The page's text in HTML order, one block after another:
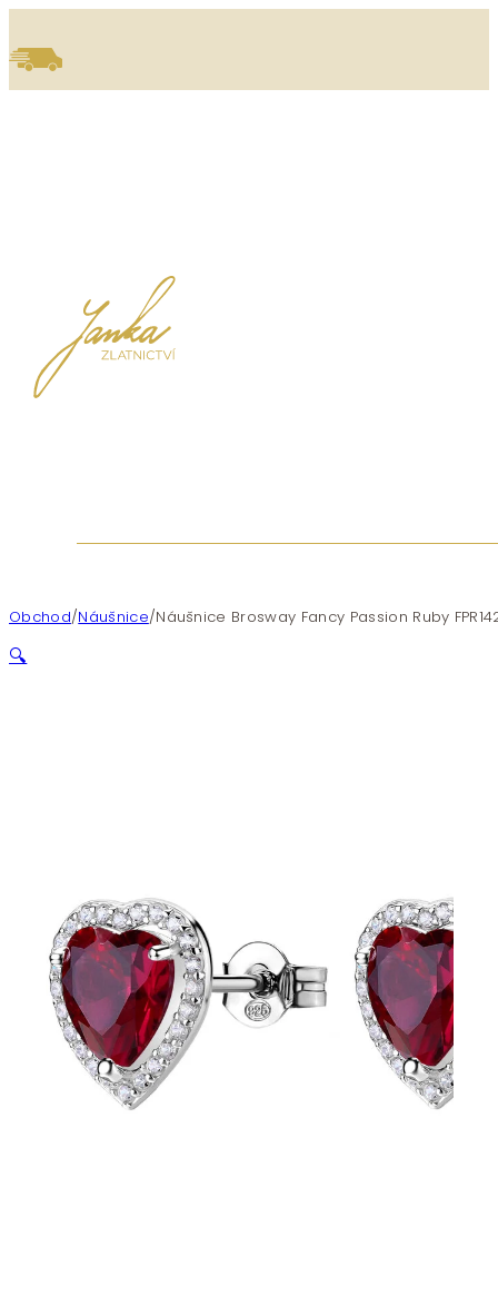
Obchod/Náušnice/Náušnice Brosway Fancy Passion Ruby
🔍